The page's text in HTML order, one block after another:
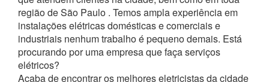
região de São Paulo . Temos ampla experiência em
instalações elétricas domésticas e comerciais e
industriais nenhum trabalho é pequeno demais. Está
procurando por uma empresa que faça serviços
elétricos?
Acaba de encontrar os melhores eletricistas da cidade